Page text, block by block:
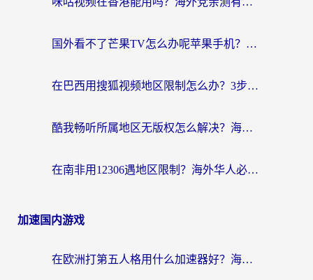
国外看不了芒果TV怎么办呢苹果手机？海外党追剧游戏的全能解决方案
在巴西用搜狐视频地区限制怎么办？3步解决海外看国内剧的烦恼
酷我畅听所属地区无版权怎么解决？海外党必看的回国加速全攻略
在南非用12306遇地区限制？海外华人必看的回国加速全攻略（附B站芒果TV解锁技巧）
加速国内游戏
在欧洲打第五人格用什么加速器好？海外党亲测有效的国服游戏加速方案